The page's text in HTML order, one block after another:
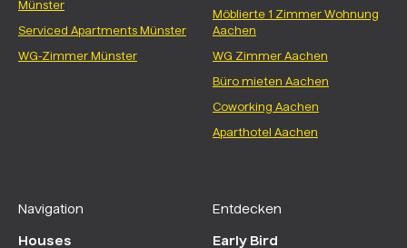
Münster
Serviced Apartments Münster
WG-Zimmer Münster
Möblierte 1 Zimmer Wohnung
Aachen
WG Zimmer Aachen
Büro mieten Aachen
Coworking Aachen
Aparthotel Aachen
Navigation
Houses
Entdecken
Early Bird